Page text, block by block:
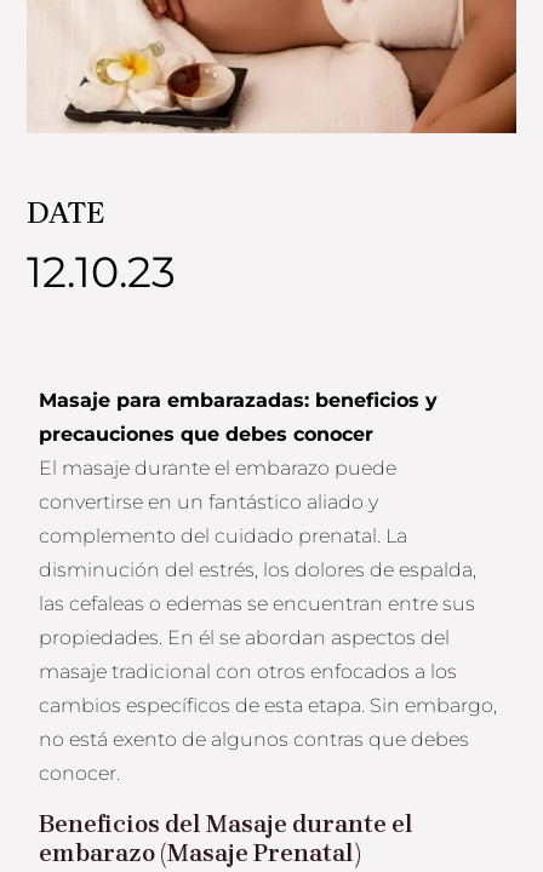
DATE
12.10.23
Masaje para embarazadas: beneficios y
precauciones que debes conocer
El masaje durante el embarazo puede
convertirse en un fantástico aliado y
complemento del cuidado prenatal. La
disminución del estrés, los dolores de espalda,
las cefaleas o edemas se encuentran entre sus
propiedades. En él se abordan aspectos del
masaje tradicional con otros enfocados a los
cambios específicos de esta etapa. Sin embargo,
no está exento de algunos contras que debes
conocer.
Beneficios del Masaje durante el
embarazo (Masaje Prenatal)